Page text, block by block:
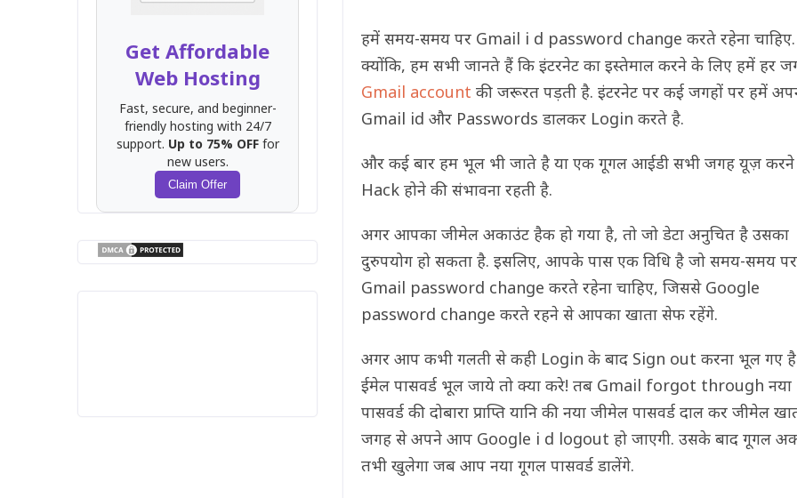
हमें समय-समय पर Gmail i d password change करते रहेना चाहिए.
क्योंकि, हम सभी जानते हैं कि इंटरनेट का इस्तेमाल करने के लिए हमें हर
Gmail account की जरूरत पड़ती है. इंटरनेट पर कई जगहों पर हमें
Gmail id और Passwords डालकर Login करते है.
और कई बार हम भूल भी जाते है या एक गूगल आईडी सभी जगह यूज़
Hack होने की संभावना रहती है.
अगर आपका जीमेल अकाउंट हैक हो गया है, तो जो डेटा अनुचित है उसका
दुरुपयोग हो सकता है. इसलिए, आपके पास एक विधि है जो समय-समय पर
Gmail password change करते रहेना चाहिए, जिससे Google
password change करते रहने से आपका खाता सेफ रहेंगे.
अगर आप कभी गलती से कही Login के बाद Sign out करना भूल गए है
ईमेल पासवर्ड भूल जाये तो क्या करे! तब Gmail forgot through नया
पासवर्ड की दोबारा प्राप्ति यानि की नया जीमेल पासवर्ड दाल कर जीमेल
जगह से अपने आप Google i d logout हो जाएगी. उसके बाद गूगल
तभी खुलेगा जब आप नया गूगल पासवर्ड डालेंगे.
Get Affordable
Web Hosting
Fast, secure, and beginner-
friendly hosting with 24/7
support. Up to 75% OFFfor
new users.
Claim Offer